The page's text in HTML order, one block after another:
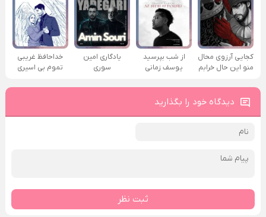
کجایی آرزوی محال
منو این حال خرابم
از شب بپرسید
یوسف زمانی
یادگاری امین
سوری
خداحافظ غریبی
تموم بی اسیری
دیدگاه خود را بگذارید
ثبت نظر